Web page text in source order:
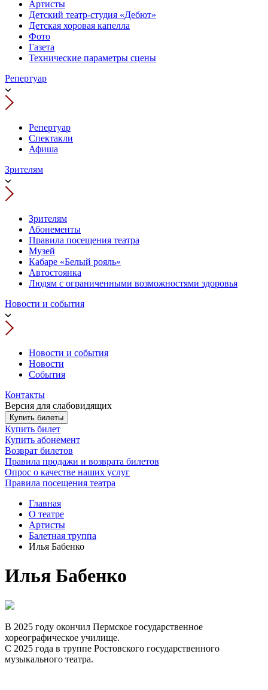
Артисты
Детский театр-студия «Дебют»
Детская хоровая капелла
Фото
Газета
Технические параметры сцены
Репертуар
Репертуар
Спектакли
Афиша
Зрителям
Зрителям
Абонементы
Правила посещения театра
Музей
Кабаре «Белый рояль»
Автостоянка
Людям с ограниченными возможностями здоровья
Новости и события
Новости и события
Новости
События
Контакты
Версия для слабовидящих
Купить билеты
Купить билет
Купить абонемент
Возврат билетов
Правила продажи и возврата билетов
Опрос о качестве наших услуг
Правила посещения театра
Главная
О театре
Артисты
Балетная труппа
Илья Бабенко
Илья Бабенко
В 2025 году окончил Пермское государственное
хореографическое училище.
С 2025 года в труппе Ростовского государственного
музыкального театра.